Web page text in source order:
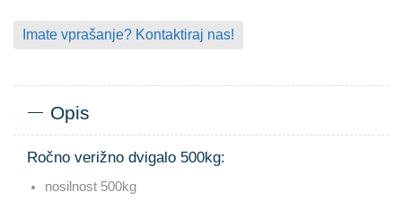
Imate vprašanje? Kontaktiraj nas!
Opis
Ročno verižno dvigalo 500kg:
nosilnost 500kg